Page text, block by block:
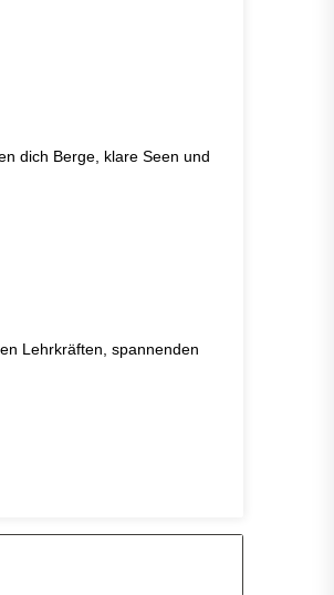
dich Berge, klare Seen und
Lehrkräften, spannenden